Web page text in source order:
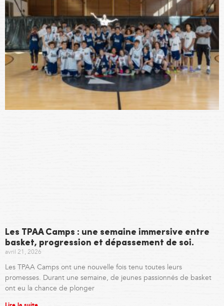
Les TPAA Camps : une semaine immersive entre
basket, progression et dépassement de soi.
avril 21, 2026
Les TPAA Camps ont une nouvelle fois tenu toutes leurs
promesses. Durant une semaine, de jeunes passionnés de basket
ont eu la chance de plonger